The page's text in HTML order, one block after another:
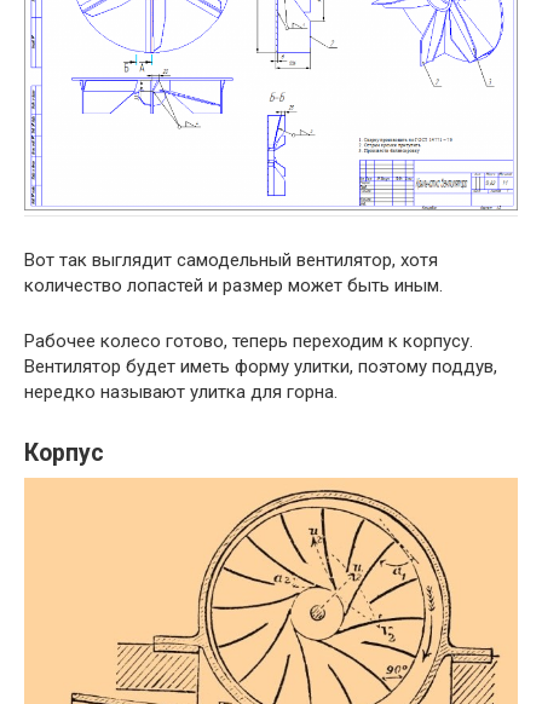
Вот так выглядит самодельный вентилятор, хотя
количество лопастей и размер может быть иным.
Рабочее колесо готово, теперь переходим к корпусу.
Вентилятор будет иметь форму улитки, поэтому поддув,
нередко называют улитка для горна.
Корпус